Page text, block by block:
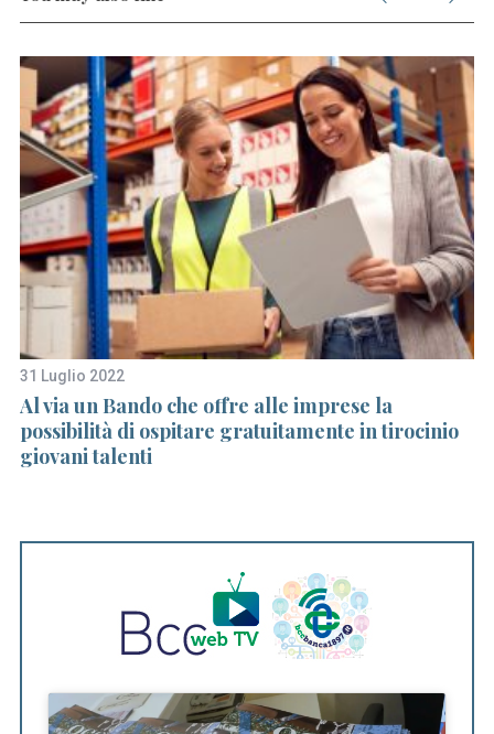
31 Luglio 2022
Al via un Bando che offre alle imprese la
possibilità di ospitare gratuitamente in tirocinio
giovani talenti